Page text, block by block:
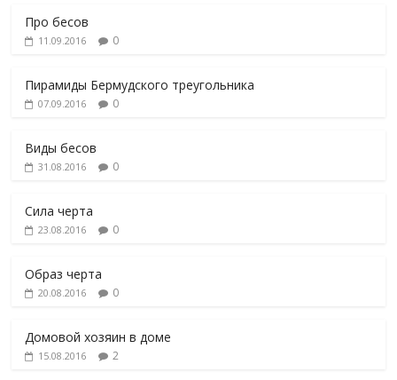
Про бесов
11.09.2016 0
Пирамиды Бермудского треугольника
07.09.2016 0
Виды бесов
31.08.2016 0
Сила черта
23.08.2016 0
Образ черта
20.08.2016 0
Домовой хозяин в доме
15.08.2016 2